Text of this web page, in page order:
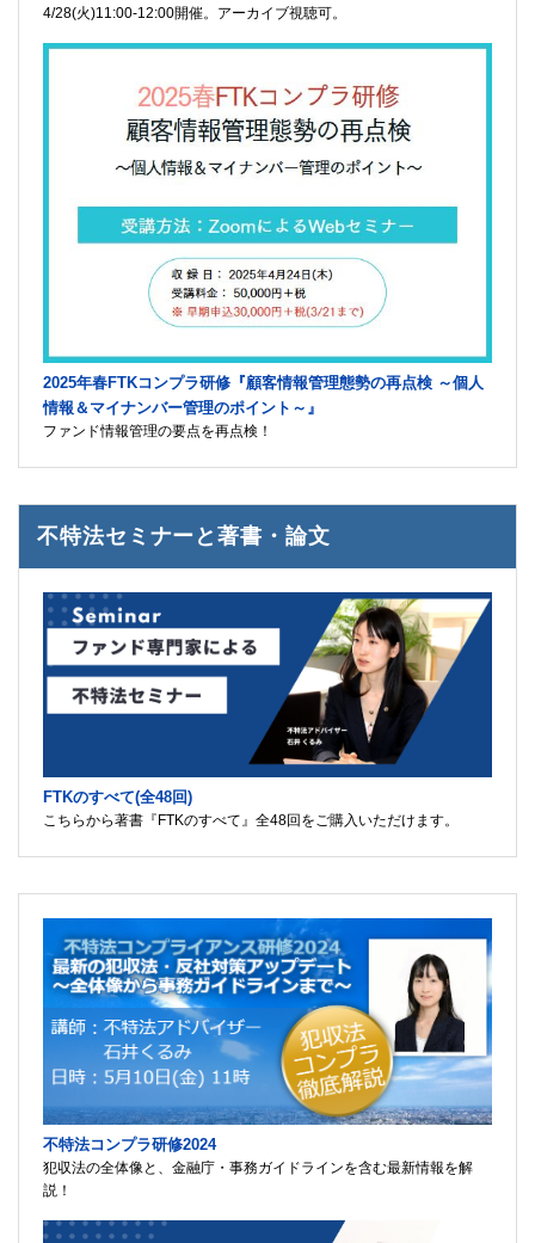
4/28(火)11:00-12:00開催。アーカイブ視聴可。
2025年春FTKコンプラ研修『顧客情報管理態勢の再点検 ～個人
情報＆マイナンバー管理のポイント～』
ファンド情報管理の要点を再点検！
不特法セミナーと著書・論文
FTKのすべて(全48回)
こちらから著書『FTKのすべて』全48回をご購入いただけます。
不特法コンプラ研修2024
犯収法の全体像と、金融庁・事務ガイドラインを含む最新情報を解
説！